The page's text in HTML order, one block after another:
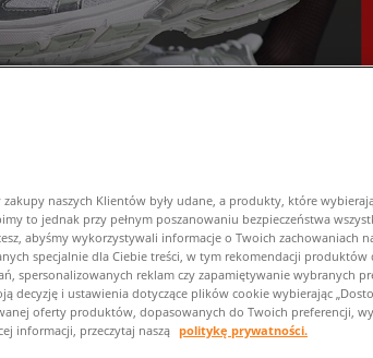
NIKE
męskie,
zakupy naszych Klientów były udane, a produkty, które
to jednak przy pełnym poszanowaniu bezpieczeństwa
abyśmy wykorzystywali informacje o Twoich zachowaniach
specjalnie dla Ciebie treści, w tym rekomendacji produktów
spersonalizowanych reklam czy zapamiętywanie wybranych
decyzję i ustawienia dotyczące plików cookie wybierając
oferty produktów, dopasowanych do Twoich preferencji,
informacji, przeczytaj naszą politykę prywatności.